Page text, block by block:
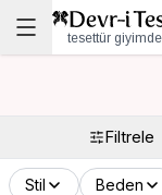
tesettür giyimde
Filtrele
Stil Beden